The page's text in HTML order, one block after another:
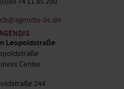
bc.de
Leopoldstraße
Center
244